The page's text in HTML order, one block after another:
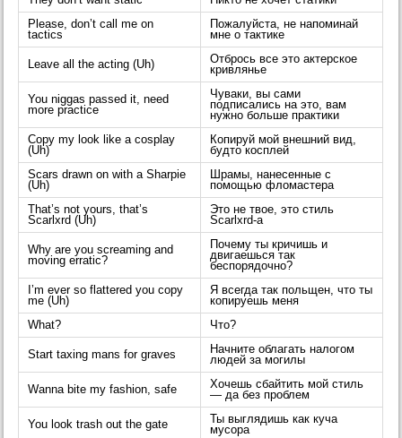
Please, don’t call me on
tactics
Пожалуйста, не напоминай
мне о тактике
Leave all the acting (Uh)
Отбрось все это актерское
кривлянье
You niggas passed it, need
more practice
Чуваки, вы сами
подписались на это, вам
нужно больше практики
Copy my look like a cosplay
(Uh)
Копируй мой внешний вид,
будто косплей
Scars drawn on with a Sharpie
(Uh)
Шрамы, нанесенные с
помощью фломастера
That’s not yours, that’s
Scarlxrd (Uh)
Это не твое, это стиль
Scarlxrd-а
Why are you screaming and
moving erratic?
Почему ты кричишь и
двигаешься так
беспорядочно?
I’m ever so flattered you copy
me (Uh)
Я всегда так польщен, что ты
копируешь меня
What?
Что?
Start taxing mans for graves
Начните облагать налогом
людей за могилы
Wanna bite my fashion, safe
Хочешь сбайтить мой стиль
— да без проблем
You look trash out the gate
Ты выглядишь как куча
мусора